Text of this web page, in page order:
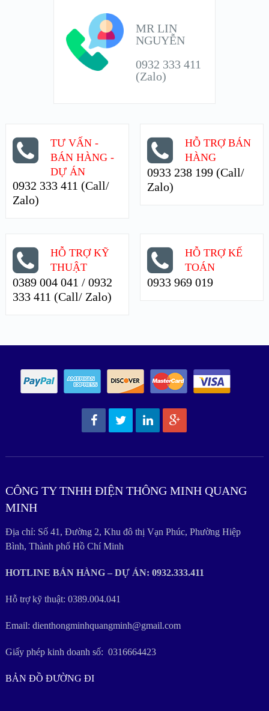
MR LIN
NGUYỄN
0932 333 411
(Zalo)
TƯ VẤN -
BÁN HÀNG -
DỰ ÁN
0932 333 411 (Call/
Zalo)
HỖ TRỢ BÁN
HÀNG
0933 238 199 (Call/
Zalo)
HỖ TRỢ KỸ
THUẬT
0389 004 041 / 0932
333 411 (Call/ Zalo)
HỖ TRỢ KẾ
TOÁN
0933 969 019
CÔNG TY TNHH ĐIỆN THÔNG MINH QUANG
MINH
Địa chỉ: Số 41, Đường 2, Khu đô thị Vạn Phúc, Phường Hiệp
Bình, Thành phố Hồ Chí Minh
HOTLINE BÁN HÀNG – DỰ ÁN: 0932.333.411
Hỗ trợ kỹ thuật: 0389.004.041
Email: dienthongminhquangminh@gmail.com
Giấy phép kinh doanh số: 0316664423
BẢN ĐỒ ĐƯỜNG ĐI